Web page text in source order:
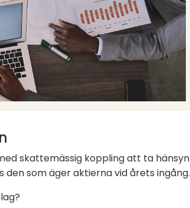
skattemässig koppling att ta hänsyn
som äger aktierna vid årets ingång.